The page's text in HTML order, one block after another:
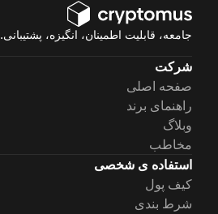
جامعه، قابلیت اطمینان، انگیزه، پشتیبانی.
شرکت
صفحه اصلی
راهنمای برند
وبلاگ
مخاطب
استفاده ی شخصی
کیف پول
شرط بندی